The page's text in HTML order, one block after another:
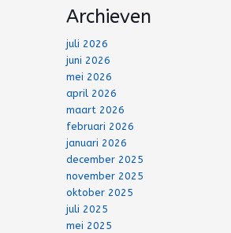
Archieven
juli 2026
juni 2026
mei 2026
april 2026
maart 2026
februari 2026
januari 2026
december 2025
november 2025
oktober 2025
juli 2025
mei 2025